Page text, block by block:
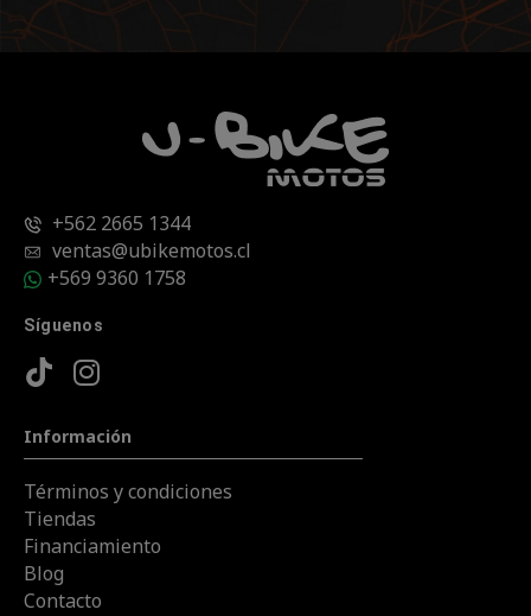
+562 2665 1344
ventas@ubikemotos.cl
+569 9360 1758
Síguenos
Información
Términos y condiciones
Tiendas
Financiamiento
Blog
Contacto